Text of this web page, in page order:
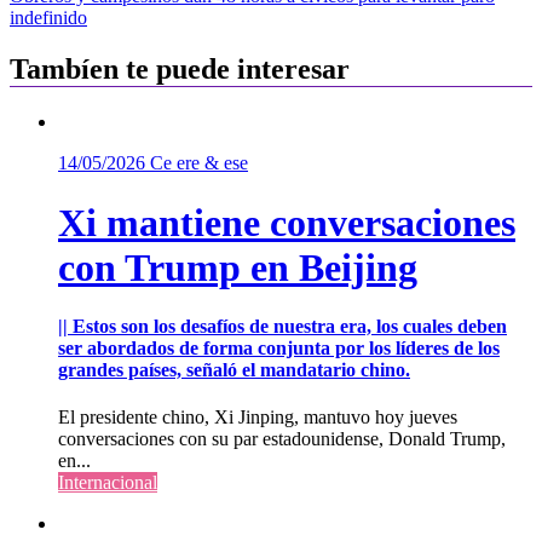
entradas
indefinido
Tambíen te puede interesar
14/05/2026 Ce ere & ese
Xi mantiene conversaciones
con Trump en Beijing
|| Estos son los desafíos de nuestra era, los cuales deben
ser abordados de forma conjunta por los líderes de los
grandes países, señaló el mandatario chino.
El presidente chino, Xi Jinping, mantuvo hoy jueves
conversaciones con su par estadounidense, Donald Trump,
en...
Internacional